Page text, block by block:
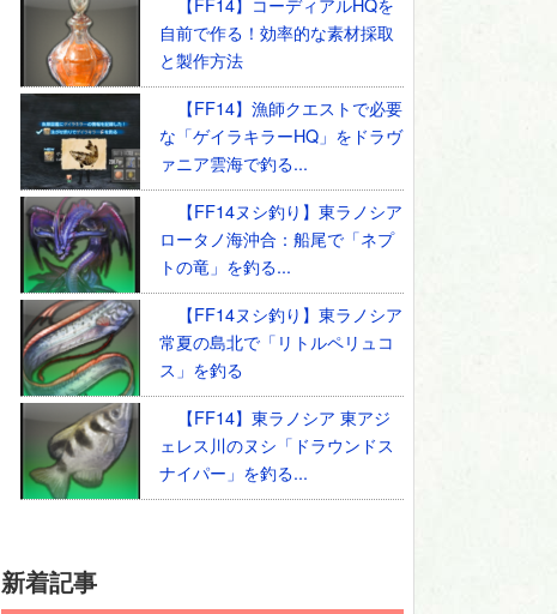
自前で作る！効率的な素材採取
と製作方法
【FF14】漁師クエストで必要
な「ゲイラキラーHQ」をドラヴ
ァニア雲海で釣る...
【FF14ヌシ釣り】東ラノシア
ロータノ海沖合：船尾で「ネプ
トの竜」を釣る...
【FF14ヌシ釣り】東ラノシア
常夏の島北で「リトルペリュコ
ス」を釣る
【FF14】東ラノシア 東アジ
ェレス川のヌシ「ドラウンドス
ナイパー」を釣る...
新着記事